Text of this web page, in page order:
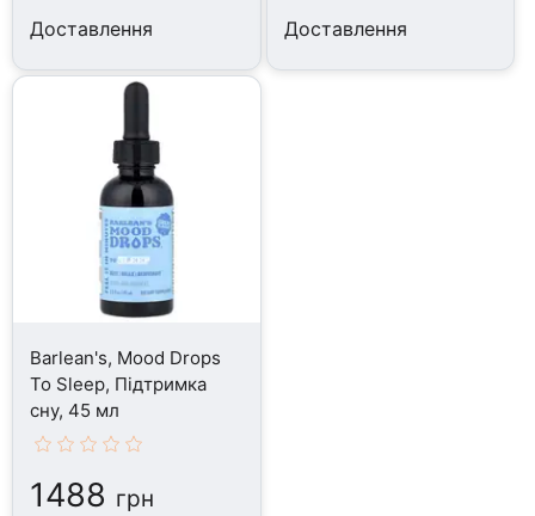
Доставлення Доставлення
Barlean's, Mood Drops
To Sleep, Підтримка
сну, 45 мл
1488 грн